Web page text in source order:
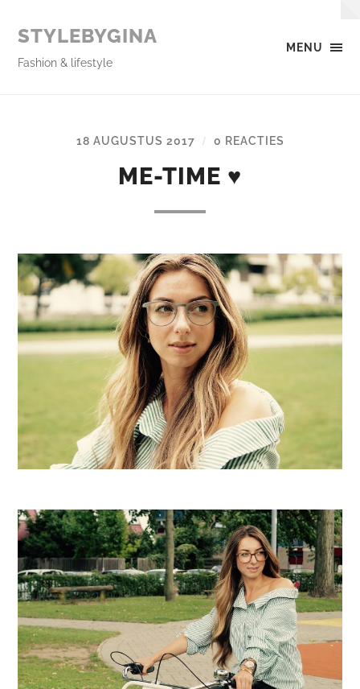
MENU
STYLEBYGINA
Fashion & lifestyle
18 AUGUSTUS 2017 / 0 REACTIES
ME-TIME ♥